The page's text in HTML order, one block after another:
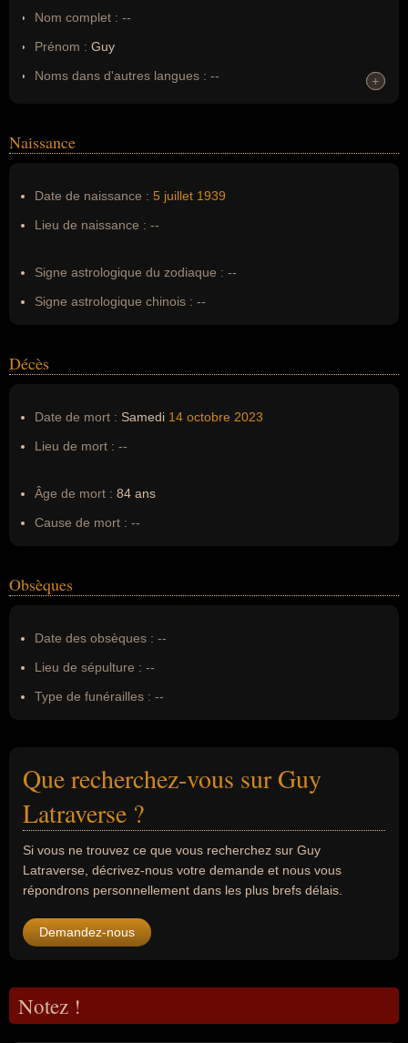
Nom complet : --
Prénom : Guy
Noms dans d'autres langues : --
Nom de famille :Latraverse
+
+
Naissance
Date de naissance : 5 juillet 1939
Lieu de naissance : --
Signe astrologique du zodiaque : --
Signe astrologique chinois : --
Décès
Date de mort : Samedi 14 octobre 2023
Lieu de mort : --
Âge de mort : 84 ans
Cause de mort : --
Obsèques
Date des obsèques : --
Lieu de sépulture : --
Type de funérailles : --
Que recherchez-vous sur Guy
Latraverse ?
Si vous ne trouvez ce que vous recherchez sur Guy
Latraverse, décrivez-nous votre demande et nous vous
répondrons personnellement dans les plus brefs délais.
Demandez-nous
Notez !